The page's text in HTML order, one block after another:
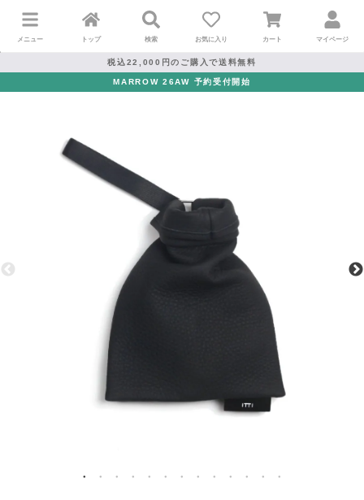
メニュー トップ 検索 お気に入り カート マイページ
税込22,000円のご購入で送料無料
MARROW 26AW 予約受付開始